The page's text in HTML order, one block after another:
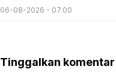
06-08-2026 - 07.00
Tinggalkan komentar